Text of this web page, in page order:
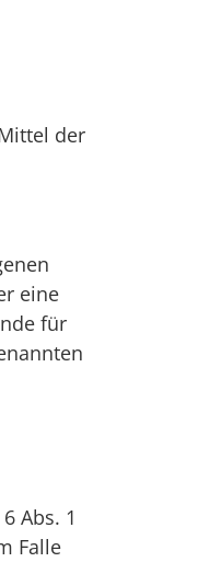
der
eine
für
Abs. 1
Falle